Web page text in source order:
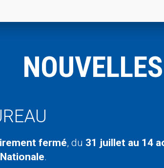
NOUVELLES
fermé, du 31 juillet au 14
.